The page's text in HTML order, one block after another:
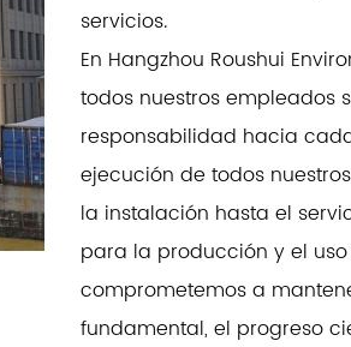
servicios.
En Hangzhou Roushui
todos nuestros empleados
responsabilidad hacia
ejecución de todos
la instalación hasta el
para la producción y el
comprometemos a
fundamental, el progreso